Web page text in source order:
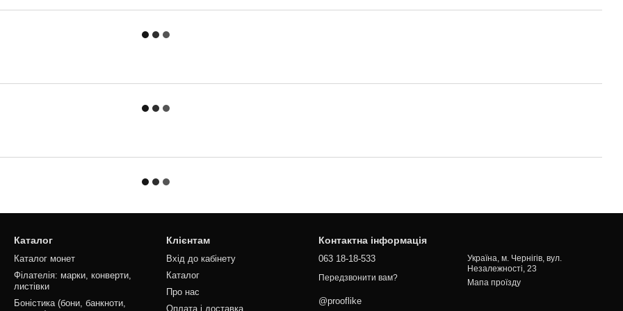
Каталог
Каталог монет
Філателія: марки, конверти,
листівки
Боністика (бони, банкноти,
Клієнтам
Вхід до кабінету
Каталог
Про нас
Оплата і доставка
Контактна інформація
063 18-18-533
Передзвонити вам?
@prooflike
Україна, м. Чернігів, вул.
Незалежності, 23
Мапа проїзду